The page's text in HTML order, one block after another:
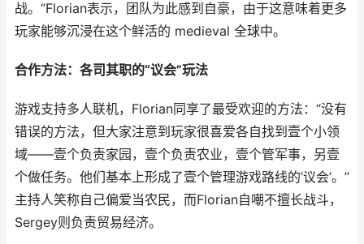
战。”Florian表示，团队为此感到自豪，由于这意味着更多
玩家能够沉浸在这个鲜活的 medieval 全球中。
合作方法：各司其职的“议会”玩法
游戏支持多人联机，Florian同享了最受欢迎的方法：“没有
错误的方法，但大家注意到玩家很喜爱各自找到壹个小领
域——壹个负责家园，壹个负责农业，壹个管军事，另壹
个做任务。他们基本上形成了壹个管理游戏路线的‘议会’。”
主持人笑称自己偏爱当农民，而Florian自嘲不擅长战斗，
Sergey则负责贸易经济。